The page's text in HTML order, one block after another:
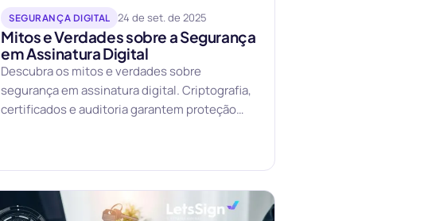
SEGURANÇA DIGITAL 24 de set. de 2025
Mitos e Verdades sobre a Segurança
em Assinatura Digital
Descubra os mitos e verdades sobre
segurança em assinatura digital. Criptografia,
certificados e auditoria garantem proteção